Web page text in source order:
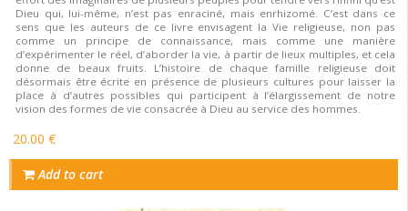
Dieu qui, lui-même, n’est pas enraciné, mais enrhizomé. C’est dans ce
sens que les auteurs de ce livre envisagent la Vie religieuse, non pas
comme un principe de connaissance, mais comme une manière
d’expérimenter le réel, d’aborder la vie, à partir de lieux multiples, et cela
donne de beaux fruits. L’histoire de chaque famille religieuse doit
désormais être écrite en présence de plusieurs cultures pour laisser la
place à d’autres possibles qui participent à l’élargissement de notre
vision des formes de vie consacrée à Dieu au service des hommes.
20.00 €
Add to cart